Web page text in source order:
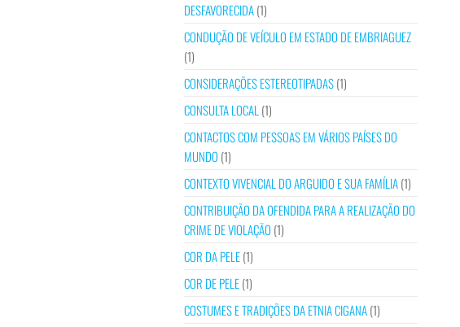
DESFAVORECIDA(1)
CONDUÇÃO DE VEÍCULO EM ESTADO DE EMBRIAGUEZ
(1)
CONSIDERAÇÕES ESTEREOTIPADAS(1)
CONSULTA LOCAL (1)
CONTACTOS COM PESSOAS EM VÁRIOS PAÍSES DO
MUNDO (1)
CONTEXTO VIVENCIAL DO ARGUIDO E SUA FAMÍLIA(1)
CONTRIBUIÇÃO DA OFENDIDA PARA A REALIZAÇÃO DO
CRIME DE VIOLAÇÃO (1)
COR DA PELE(1)
COR DE PELE(1)
COSTUMES E TRADIÇÕES DA ETNIA CIGANA(1)